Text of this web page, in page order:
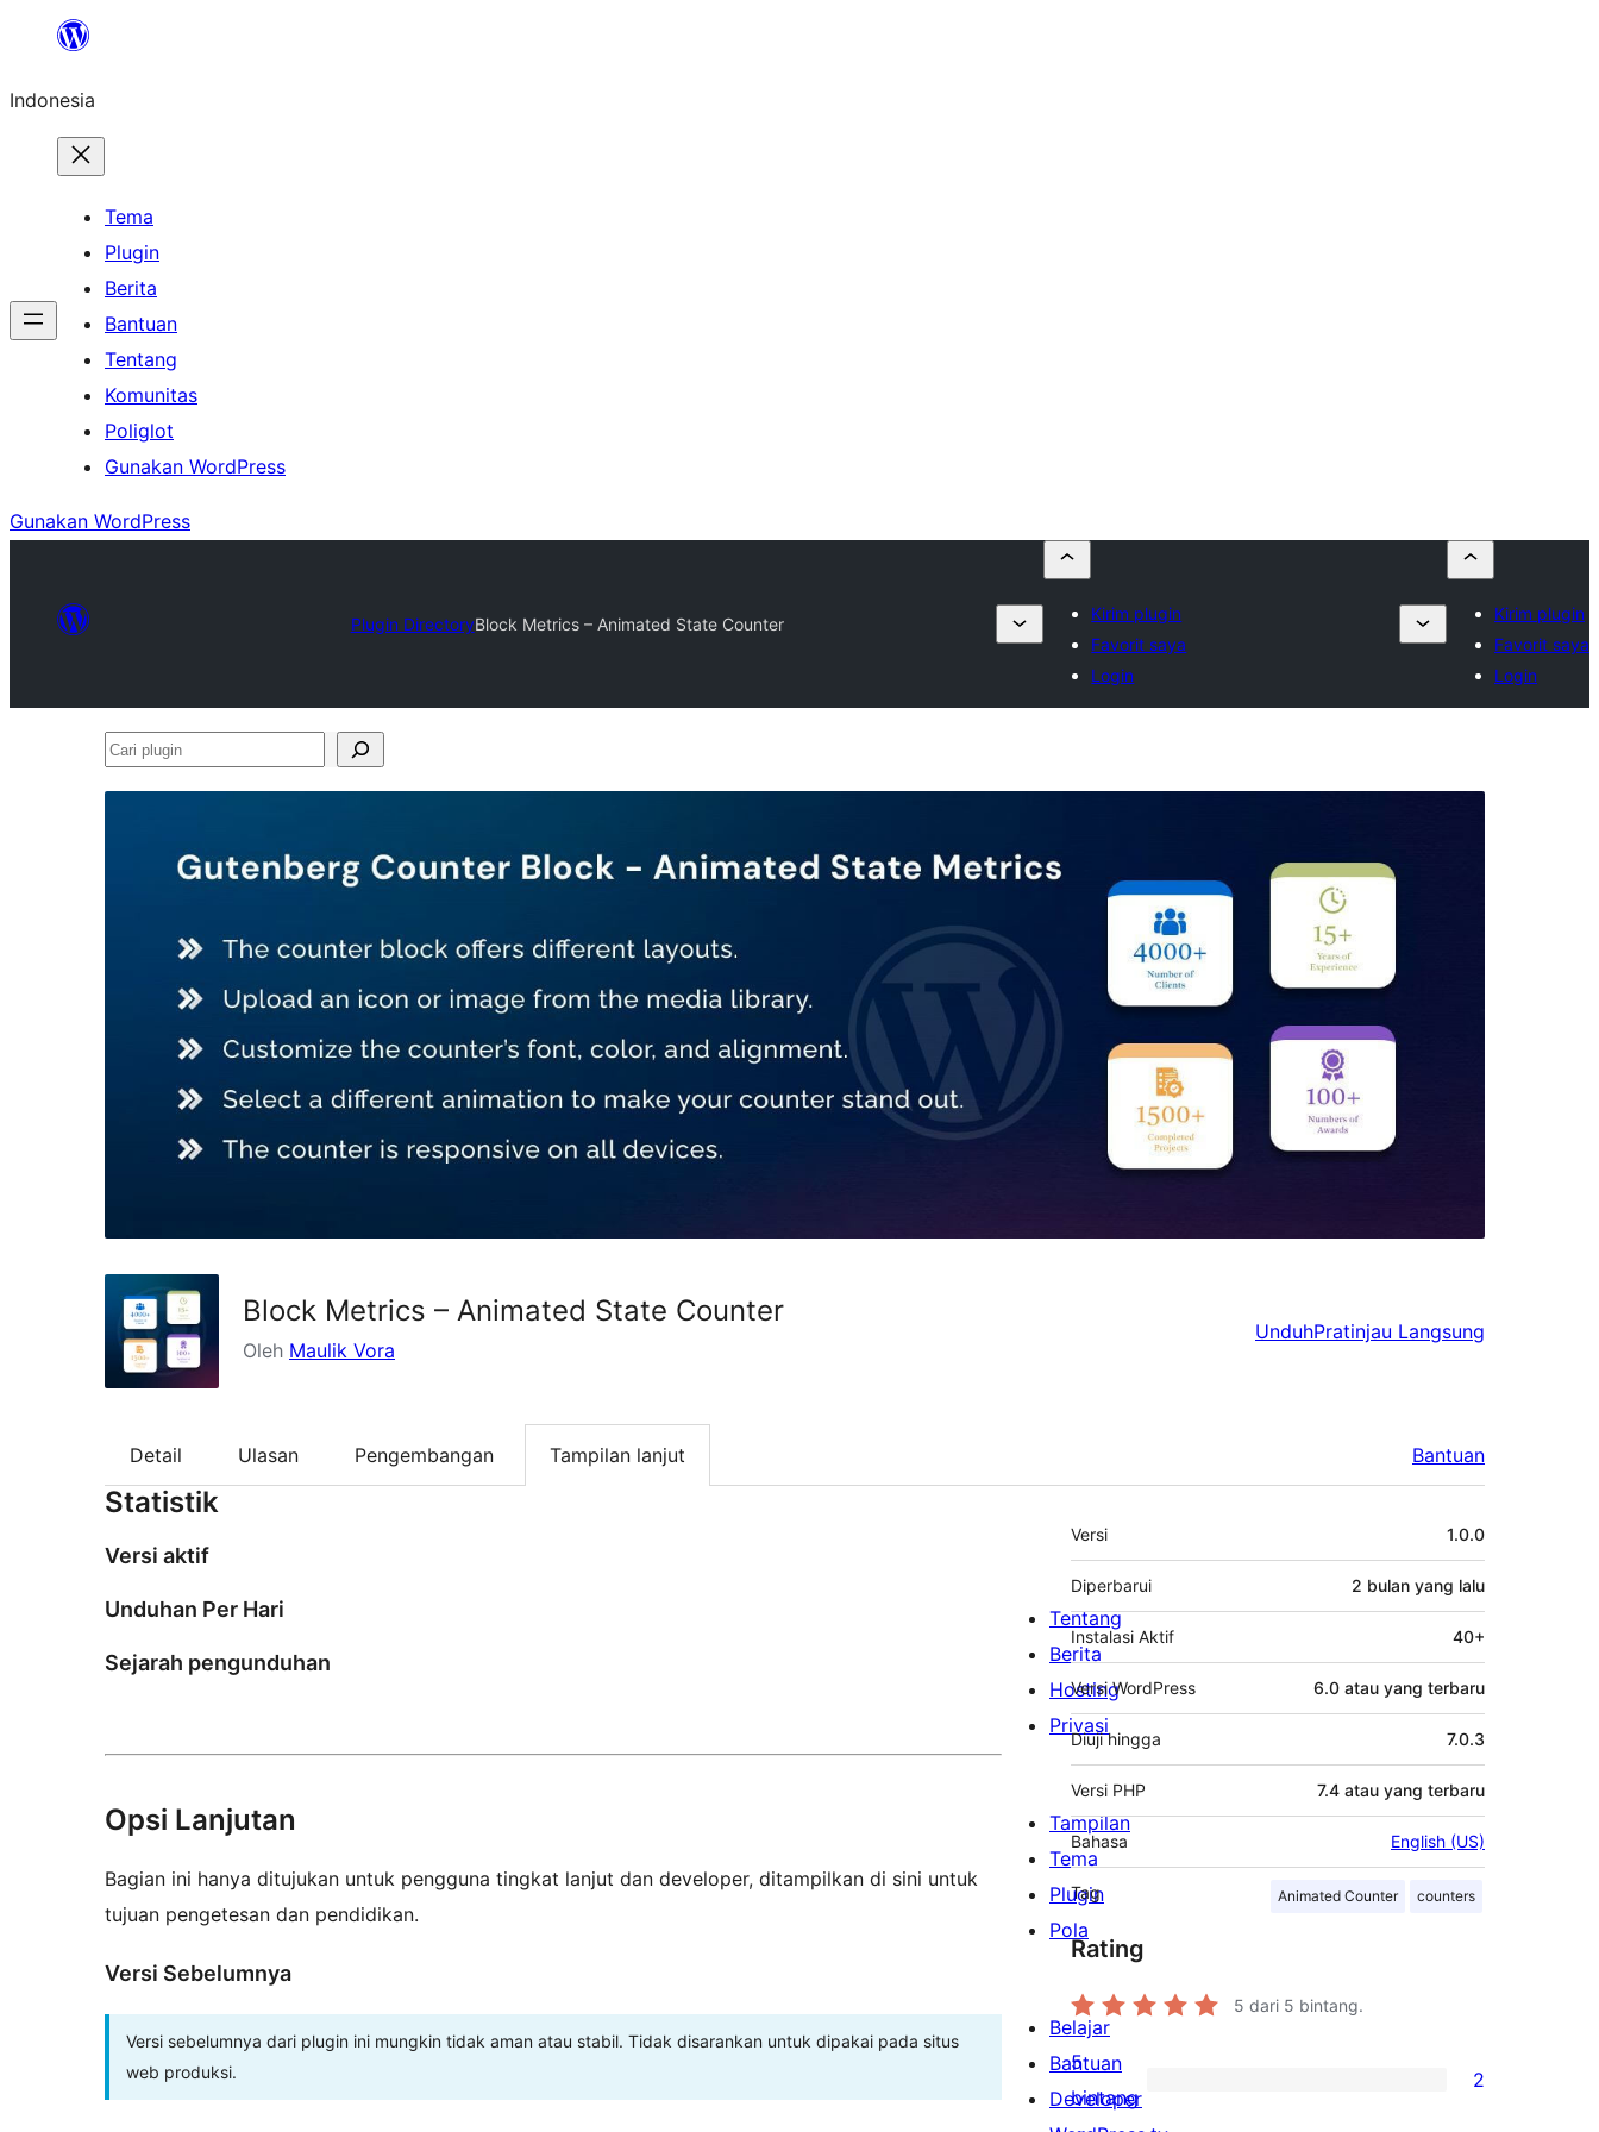
Lewati
konten
Indonesia
Tema
Plugin
Berita
Bantuan
Tentang
Komunitas
Poliglot
Gunakan WordPress
Gunakan WordPress
Plugin DirectoryBlock Metrics – Animated State Counter
Kirim plugin
Favorit saya
Login
Kirim plugin
Favorit saya
Login
Cari
Block Metrics – Animated State Counter
Oleh Maulik Vora
UnduhPratinjau Langsung
Detail Ulasan Pengembangan Tampilan lanjut Bantuan
Statistik
Versi aktif
Unduhan Per Hari
Sejarah pengunduhan
Opsi Lanjutan
Bagian ini hanya ditujukan untuk pengguna tingkat lanjut dan developer, ditampilkan di sini untuk
tujuan pengetesan dan pendidikan.
Versi Sebelumnya
Versi sebelumnya dari plugin ini mungkin tidak aman atau stabil. Tidak disarankan untuk dipakai pada situs
web produksi.
Meta
Versi 1.0.0
Diperbarui 2 bulan yang lalu
Instalasi Aktif 40+
Versi WordPress 6.0 atau yang terbaru
Diuji hingga 7.0.3
Versi PHP 7.4 atau yang terbaru
Bahasa English (US)
Tag Animated Counter counters
Rating
5 dari 5 bintang.
2
5
bintang
2
Tentang
Berita
Hosting
Privasi
Tampilan
Tema
Plugin
Pola
Belajar
Bantuan
Developer